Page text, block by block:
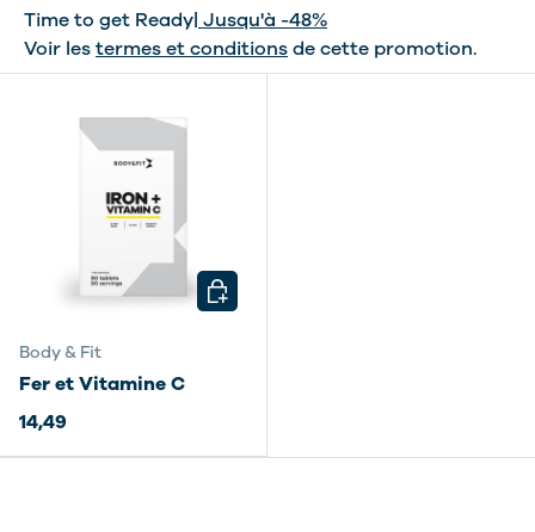
Time to get Ready| Jusqu'à -48%
Voir lestermes et conditionsde cette promotion.
Body & Fit
Fer et Vitamine C
14,49
CHOISIR LES OPTIONS